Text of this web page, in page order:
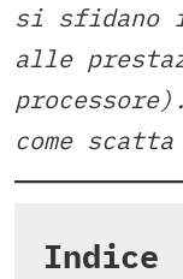
si sfidano
alle
come
Indice